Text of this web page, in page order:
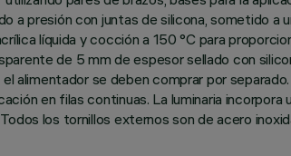
a presión con juntas de silicona, sometido
líquida y cocción a 150 °C para
de 5 mm de espesor sellado con
se deben comprar por
en filas continuas. La luminaria
los tornillos externos son de acero